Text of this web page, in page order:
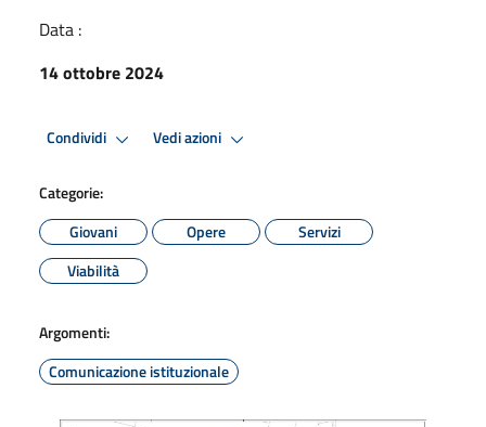
Data :
14 ottobre 2024
Condividi Vedi azioni
Categorie:
Giovani
Opere
Servizi
Viabilità
Argomenti:
Comunicazione istituzionale